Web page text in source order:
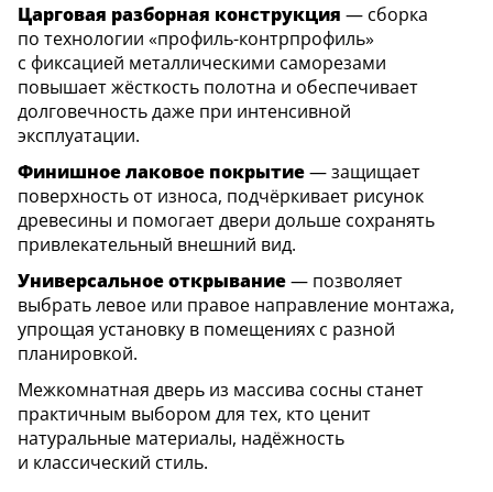
Царговая разборная конструкция — сборка
по технологии «профиль-контрпрофиль»
с фиксацией металлическими саморезами
повышает жёсткость полотна и обеспечивает
долговечность даже при интенсивной
эксплуатации.
Финишное лаковое покрытие— защищает
поверхность от износа, подчёркивает рисунок
древесины и помогает двери дольше сохранять
привлекательный внешний вид.
Универсальное открывание— позволяет
выбрать левое или правое направление монтажа,
упрощая установку в помещениях с разной
планировкой.
Межкомнатная дверь из массива сосны станет
практичным выбором для тех, кто ценит
натуральные материалы, надёжность
и классический стиль.